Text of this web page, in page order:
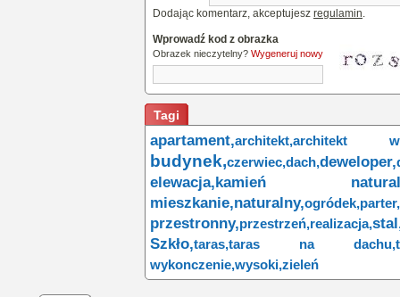
Dodając komentarz, akceptujesz regulamin.
Wprowadź kod z obrazka
Obrazek nieczytelny? Wygeneruj nowy
Tagi
apartament,architekt,architekt
budynek,czerwiec,dach,deweloper,
elewacja, kamień
mieszkanie,naturalny,ogródek,parter,
przestronny,przestrzeń,realizacja,
Szkło,taras,taras na dachu,
wykonczenie,wysoki,zieleń